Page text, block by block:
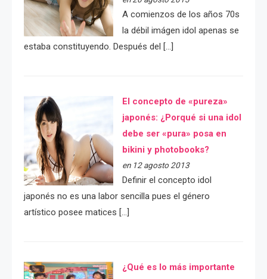
A comienzos de los años 70s
la débil imágen idol apenas se
estaba constituyendo. Después del […]
El concepto de «pureza»
japonés: ¿Porqué si una idol
debe ser «pura» posa en
bikini y photobooks?
en 12 agosto 2013
Definir el concepto idol
japonés no es una labor sencilla pues el género
artístico posee matices […]
¿Qué es lo más importante